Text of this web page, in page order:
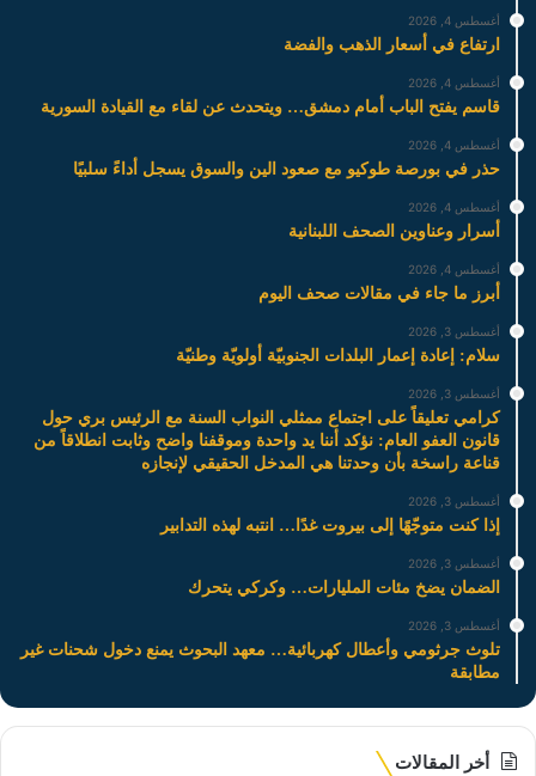
أغسطس 4, 2026
ارتفاع في أسعار الذهب والفضة
أغسطس 4, 2026
قاسم يفتح الباب أمام دمشق… ويتحدث عن لقاء مع القيادة السورية
أغسطس 4, 2026
حذر في بورصة طوكيو مع صعود الين والسوق يسجل أداءً سلبيًا
أغسطس 4, 2026
أسرار وعناوين الصحف اللبنانية
أغسطس 4, 2026
أبرز ما جاء في مقالات صحف اليوم
أغسطس 3, 2026
سلام: إعادة إعمار البلدات الجنوبيّة أولويّة وطنيّة
أغسطس 3, 2026
كرامي تعليقاً على اجتماع ممثلي النواب السنة مع الرئيس بري حول
قانون العفو العام: نؤكد أننا يد واحدة وموقفنا واضح وثابت انطلاقاً من
قناعة راسخة بأن وحدتنا هي المدخل الحقيقي لإنجازه
أغسطس 3, 2026
إذا كنت متوجّهًا إلى بيروت غدًا… انتبه لهذه التدابير
أغسطس 3, 2026
الضمان يضخ مئات المليارات… وكركي يتحرك
أغسطس 3, 2026
تلوث جرثومي وأعطال كهربائية… معهد البحوث يمنع دخول شحنات غير
مطابقة
أخر المقالات